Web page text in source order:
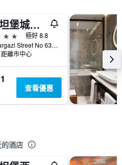
伊斯坦堡城市中心華美達廣場酒店 - 伊斯坦堡
極好 8.8
Halaskargazi Street No 63, 伊斯坦堡, 土耳其
離市中心
查看優惠
酒店